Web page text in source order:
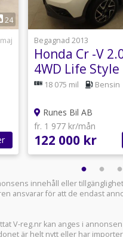
24
1
Begagnad 2013
Honda Cr -V
4WD Life Style
18 075 mil Bensin
Runes Bil AB
fr. 1 977 kr/mån
122 000 kr
innehåll eller
ansvarar för att de endast
V-reg.nr kan anges i
är helt nytt eller har